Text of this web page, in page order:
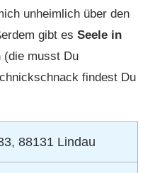
unheimlich über den
gibt es Seele in
(die musst Du
findest Du
88131 Lindau